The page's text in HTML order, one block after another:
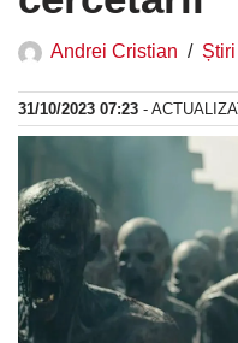
Andrei Cristian
31/10/2023 07:23 -